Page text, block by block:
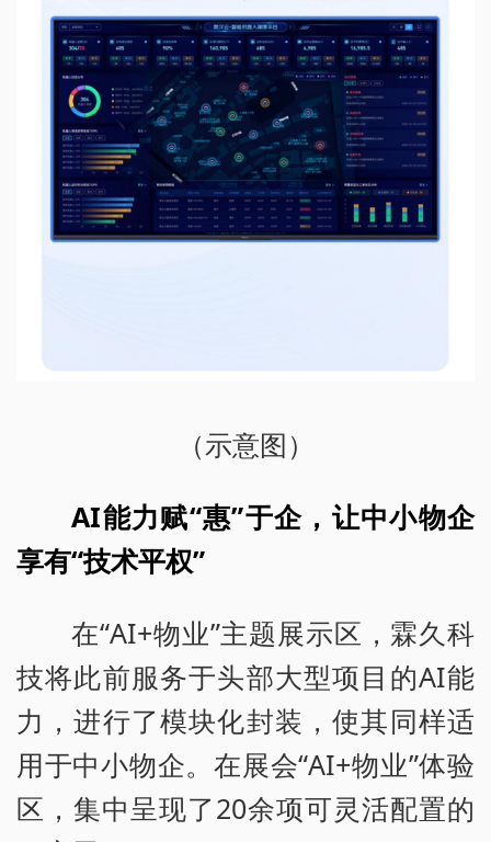
（示意图）
AI能力赋“惠”于企，让中小物企
享有“技术平权”
在“AI+物业”主题展示区，霖久科
技将此前服务于头部大型项目的AI能
力，进行了模块化封装，使其同样适
用于中小物企。在展会“AI+物业”体验
区，集中呈现了20余项可灵活配置的